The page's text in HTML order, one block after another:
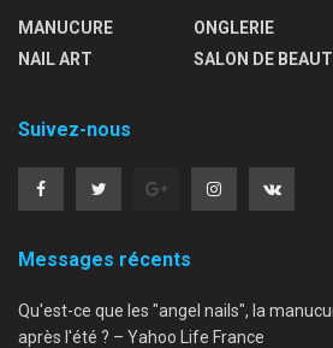
MANUCURE
NAIL ART
ONGLERIE
SALON DE
Suivez-nous
Messages récents
Qu'est-ce que les "angel nails", la
après l'été ? – Yahoo Life France